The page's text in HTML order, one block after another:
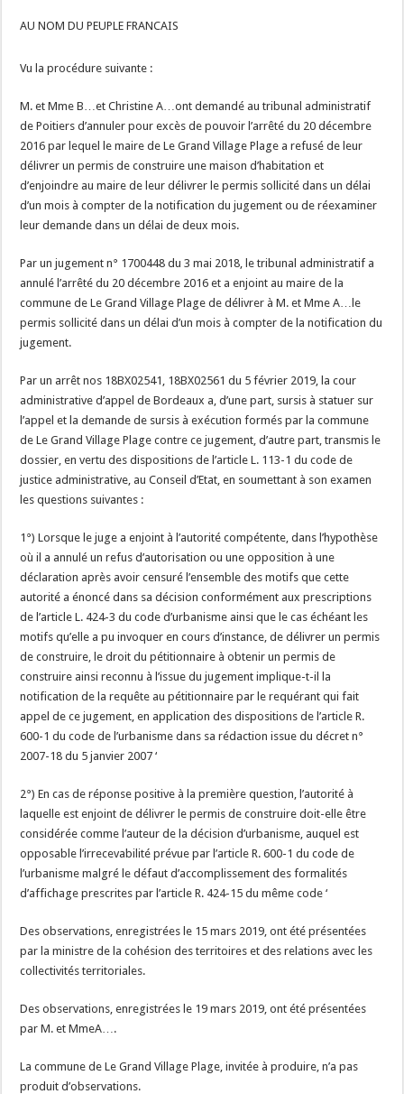
AU NOM DU PEUPLE FRANCAIS
Vu la procédure suivante :
M. et Mme B…et Christine A…ont demandé au tribunal administratif
de Poitiers d’annuler pour excès de pouvoir l’arrêté du 20 décembre
2016 par lequel le maire de Le Grand Village Plage a refusé de leur
délivrer un permis de construire une maison d’habitation et
d’enjoindre au maire de leur délivrer le permis sollicité dans un délai
d’un mois à compter de la notification du jugement ou de réexaminer
leur demande dans un délai de deux mois.
Par un jugement n° 1700448 du 3 mai 2018, le tribunal administratif a
annulé l’arrêté du 20 décembre 2016 et a enjoint au maire de la
commune de Le Grand Village Plage de délivrer à M. et Mme A…le
permis sollicité dans un délai d’un mois à compter de la notification du
jugement.
Par un arrêt nos 18BX02541, 18BX02561 du 5 février 2019, la cour
administrative d’appel de Bordeaux a, d’une part, sursis à statuer sur
l’appel et la demande de sursis à exécution formés par la commune
de Le Grand Village Plage contre ce jugement, d’autre part, transmis le
dossier, en vertu des dispositions de l’article L. 113-1 du code de
justice administrative, au Conseil d’Etat, en soumettant à son examen
les questions suivantes :
1°) Lorsque le juge a enjoint à l’autorité compétente, dans l’hypothèse
où il a annulé un refus d’autorisation ou une opposition à une
déclaration après avoir censuré l’ensemble des motifs que cette
autorité a énoncé dans sa décision conformément aux prescriptions
de l’article L. 424-3 du code d’urbanisme ainsi que le cas échéant les
motifs qu’elle a pu invoquer en cours d’instance, de délivrer un permis
de construire, le droit du pétitionnaire à obtenir un permis de
construire ainsi reconnu à l’issue du jugement implique-t-il la
notification de la requête au pétitionnaire par le requérant qui fait
appel de ce jugement, en application des dispositions de l’article R.
600-1 du code de l’urbanisme dans sa rédaction issue du décret n°
2007-18 du 5 janvier 2007 ‘
2°) En cas de réponse positive à la première question, l’autorité à
laquelle est enjoint de délivrer le permis de construire doit-elle être
considérée comme l’auteur de la décision d’urbanisme, auquel est
opposable l’irrecevabilité prévue par l’article R. 600-1 du code de
l’urbanisme malgré le défaut d’accomplissement des formalités
d’affichage prescrites par l’article R. 424-15 du même code ‘
Des observations, enregistrées le 15 mars 2019, ont été présentées
par la ministre de la cohésion des territoires et des relations avec les
collectivités territoriales.
Des observations, enregistrées le 19 mars 2019, ont été présentées
par M. et MmeA….
La commune de Le Grand Village Plage, invitée à produire, n’a pas
produit d’observations.